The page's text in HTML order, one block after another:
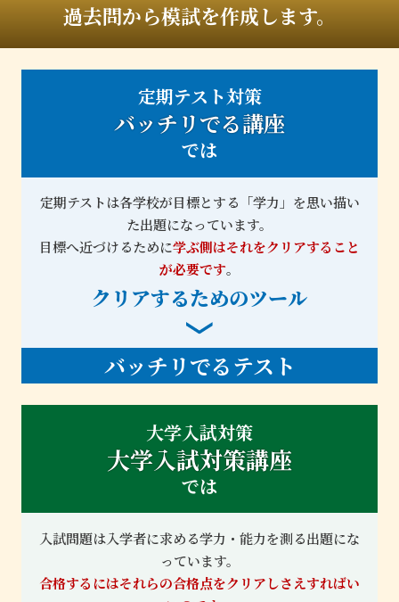
過去問から模試を作成します。
定期テスト対策
バッチリでる講座
では
定期テストは各学校が目標とする「学力」を思い描い
た出題になっています。
目標へ近づけるために学ぶ側はそれをクリアすること
が必要です。
クリアするためのツール
バッチリでるテスト
大学入試対策
大学入試対策講座
では
入試問題は入学者に求める学力・能力を測る出題にな
っています。
合格するにはそれらの合格点をクリアしさえすればい